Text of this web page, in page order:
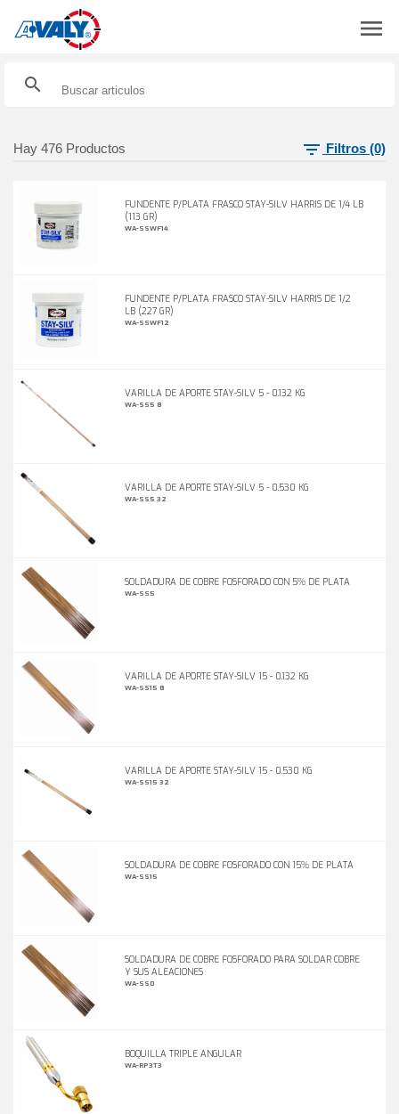
menu
search
Hay 476 Productos filter_list Filtros (0)
FUNDENTE P/PLATA FRASCO STAY-SILV HARRIS DE 1/4 LB
(113 GR)
WA-SSWF14
FUNDENTE P/PLATA FRASCO STAY-SILV HARRIS DE 1/2
LB (227 GR)
WA-SSWF12
VARILLA DE APORTE STAY-SILV 5 - 0.132 KG
WA-SS5 8
VARILLA DE APORTE STAY-SILV 5 - 0.530 KG
WA-SS5 32
SOLDADURA DE COBRE FOSFORADO CON 5% DE PLATA
WA-SS5
VARILLA DE APORTE STAY-SILV 15 - 0.132 KG
WA-SS15 8
VARILLA DE APORTE STAY-SILV 15 - 0.530 KG
WA-SS15 32
SOLDADURA DE COBRE FOSFORADO CON 15% DE PLATA
WA-SS15
SOLDADURA DE COBRE FOSFORADO PARA SOLDAR COBRE
Y SUS ALEACIONES
WA-SS0
BOQUILLA TRIPLE ANGULAR
WA-RP3T3